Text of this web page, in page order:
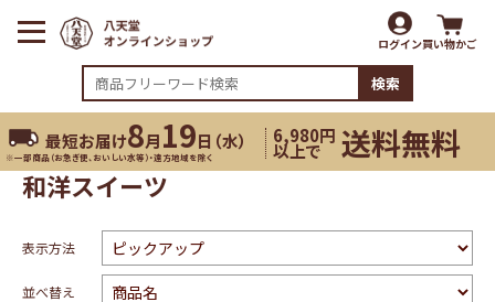
ログイン買い物かご
検索
最短お届け8月19日（水）
※一部商品（お急ぎ便、おいしい水等）・遠方地域を除く
6,980円
以上で 送料無料
和洋スイーツ
表示方法
並べ替え